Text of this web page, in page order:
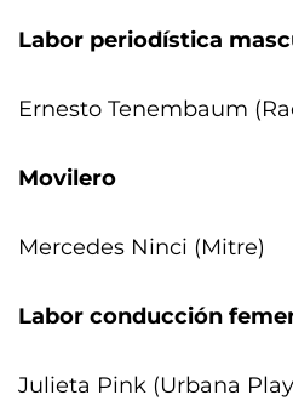
Labor periodística
Ernesto Tenembaum
Movilero
Mercedes Ninci (Mitre)
Labor conducción
Julieta Pink (Urbana